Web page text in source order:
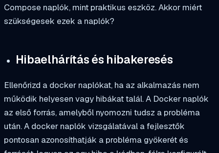
Compose naplók, mint praktikus eszköz. Akkor miért
szükségesek ezek a naplók?
Hibaelhárítás és hibakeresés
Ellenőrizd a docker naplókat, ha az alkalmazás nem
működik helyesen vagy hibákat talál. A Docker naplók
az első forrás, amelyből nyomozni tudsz a probléma
után. A docker naplók vizsgálatával a fejlesztők
pontosan azonosíthatják a probléma gyökerét és